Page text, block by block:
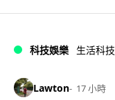
科技娛樂 生活科技
Lawton 17 小時